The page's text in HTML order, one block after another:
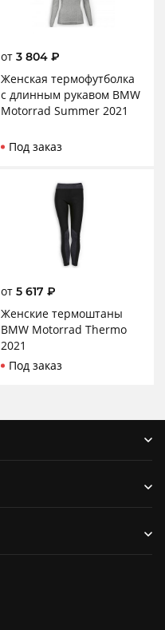
от 3 804 ₽
Женская термофутболка
с длинным рукавом BMW
Motorrad Summer 2021
Под заказ
от 5 617 ₽
Женские термоштаны
BMW Motorrad Thermo
2021
Под заказ